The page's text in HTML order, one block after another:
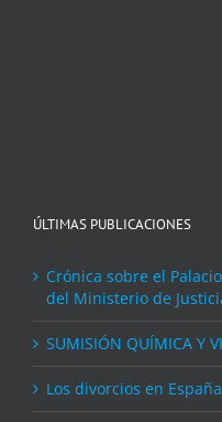
ÚLTIMAS PUBLICACIONES
Crónica sobre el
del Ministerio de
SUMISIÓN QUÍMICA Y
Los divorcios en España